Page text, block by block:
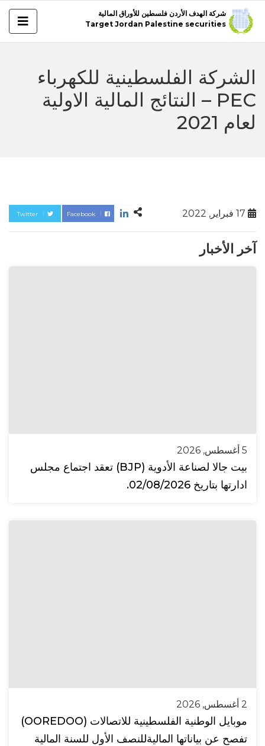
شركة الهدف الأردن فلسطين للأوراق المالية
Target Jordan Palestine securities
الشركة الفلسطينية للكهرباء
PEC – النتائج المالية الاولية
لعام 2021
Twitter Facebook
آخر الأخبار
5 أغسطس, 2026
بيت جالا لصناعة الأدوية (BJP) تعقد اجتماع مجلس
ادارتها بتاريخ 02/08/2026.
2 أغسطس, 2026
موبايل الوطنية الفلسطينية للاتصالات (OOREDOO)
تفصح عن بياناتها الماليةللنصف الأول للسنة المالية